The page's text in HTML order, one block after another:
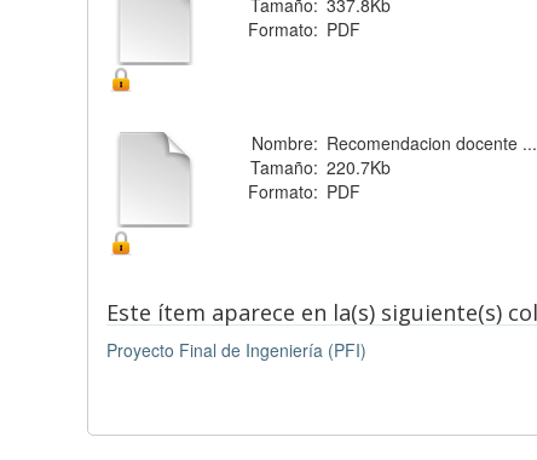
Tamaño: 337.8Kb
Formato: PDF
Nombre: Recomendacion docente ...
Tamaño: 220.7Kb
Formato: PDF
Este ítem aparece en la(s) siguiente(s)
Proyecto Final de Ingeniería (PFI)